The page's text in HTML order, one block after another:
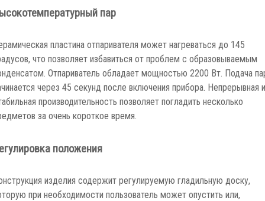
пар
пластина отпаривателя может нагреваться до 145
что позволяет избавиться от проблем с образовываемым
Отпариватель обладает мощностью 2200 Вт. Подача
через 45 секунд после включения прибора. Непрерывная и
производительность позволяет погладить несколько
за очень короткое время.
положения
изделия содержит регулируемую гладильную доску,
при необходимости пользователь может опустить или,